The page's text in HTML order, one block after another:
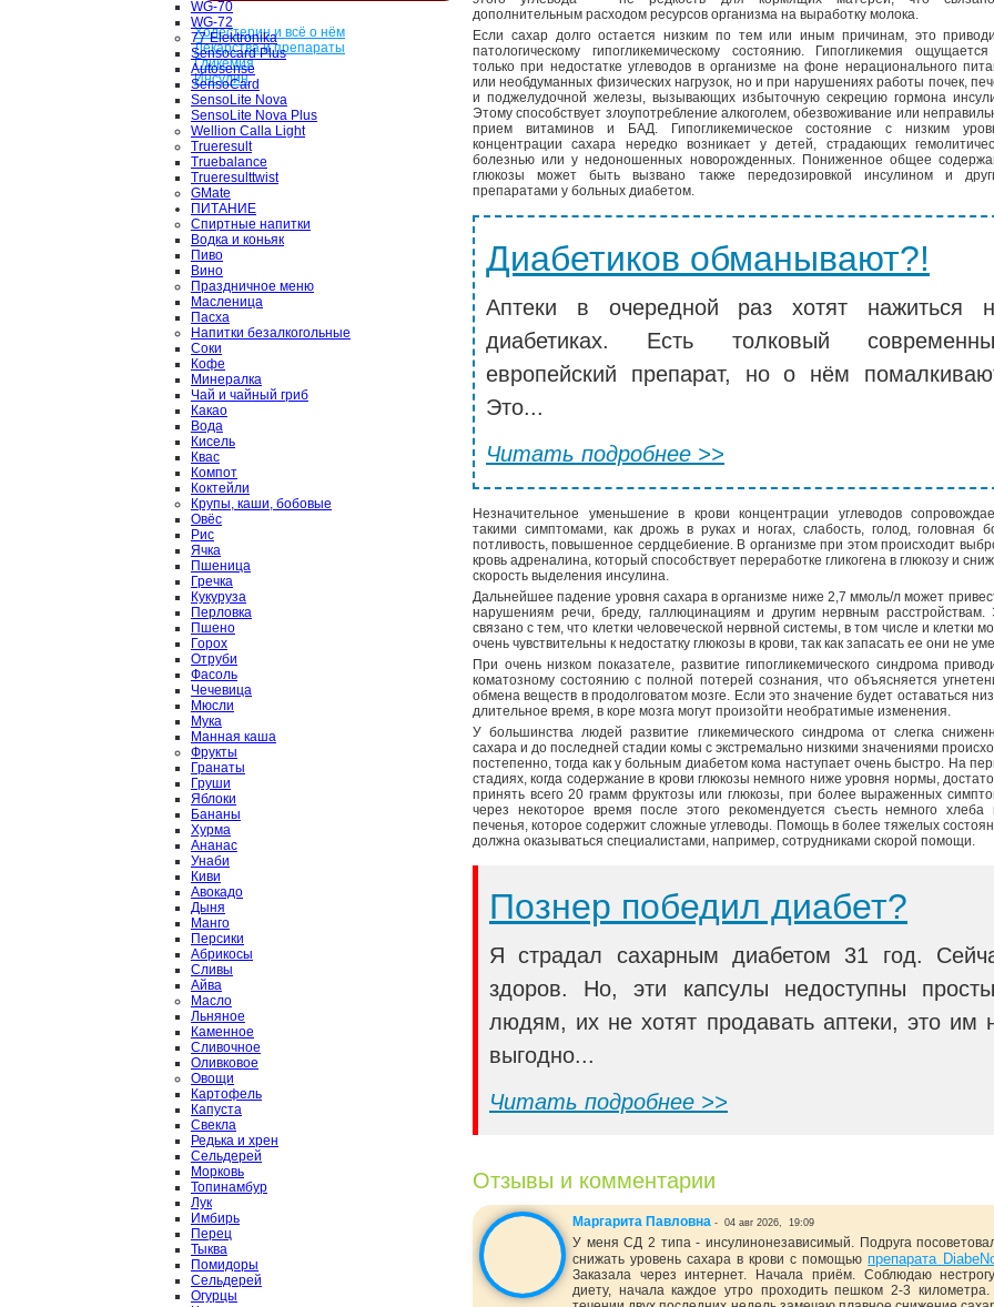
WG-70
WG-72
77 Elektronika
Sensocard Plus
Autosense
SensoCard
SensoLite Nova
SensoLite Nova Plus
Wellion Calla Light
Trueresult
Truebalance
Trueresulttwist
GMate
ПИТАНИЕ
Спиртные напитки
Водка и коньяк
Пиво
Вино
Праздничное меню
Масленица
Пасха
Напитки безалкогольные
Соки
Кофе
Минералка
Чай и чайный гриб
Какао
Вода
Кисель
Квас
Компот
Коктейли
Крупы, каши, бобовые
Овёс
Рис
Ячка
Пшеница
Гречка
Кукуруза
Перловка
Пшено
Горох
Отруби
Фасоль
Чечевица
Мюсли
Мука
Манная каша
Фрукты
Гранаты
Груши
Яблоки
Бананы
Хурма
Ананас
Унаби
Киви
Авокадо
Дыня
Манго
Персики
Абрикосы
Сливы
Айва
Масло
Льняное
Каменное
Сливочное
Оливковое
Овощи
Картофель
Капуста
Свекла
Редька и хрен
Сельдерей
Морковь
Топинамбур
Лук
Имбирь
Перец
Тыква
Помидоры
Сельдерей
Огурцы
Холестерин и всё о нём
Лекарства и препараты
Гликемия
Инсулин
дополнительным расходом ресурсов организма на выработку молока.
Если сахар долго остается низким по тем или иным причинам, это
патологическому гипогликемическому состоянию. Гипогликемия
только при недостатке углеводов в организме на фоне нерационального
или необдуманных физических нагрузок, но и при нарушениях работы почек,
и поджелудочной железы, вызывающих избыточную секрецию гормона
Этому способствует злоупотребление алкоголем, обезвоживание или
прием витаминов и БАД. Гипогликемическое состояние с низким
концентрации сахара нередко возникает у детей, страдающих
болезнью или у недоношенных новорожденных. Пониженное общее
глюкозы может быть вызвано также передозировкой инсулином и
препаратами у больных диабетом.
Диабетиков обманывают?!
Аптеки в очередной раз хотят нажиться
диабетиках. Есть толковый
европейский препарат, но о нём
Это...
Читать подробнее >>
Незначительное уменьшение в крови концентрации углеводов
такими симптомами, как дрожь в руках и ногах, слабость, голод, головная
потливость, повышенное сердцебиение. В организме при этом происходит
кровь адреналина, который способствует переработке гликогена в глюкозу и
скорость выделения инсулина.
Дальнейшее падение уровня сахара в организме ниже 2,7 ммоль/л может
нарушениям речи, бреду, галлюцинациям и другим нервным расстройствам.
связано с тем, что клетки человеческой нервной системы, в том числе и клетки
очень чувствительны к недостатку глюкозы в крови, так как запасать ее они не
При очень низком показателе, развитие гипогликемического синдрома
коматозному состоянию с полной потерей сознания, что объясняется
обмена веществ в продолговатом мозге. Если это значение будет оставаться
длительное время, в коре мозга могут произойти необратимые изменения.
У большинства людей развитие гликемического синдрома от слегка
сахара и до последней стадии комы с экстремально низкими значениями
постепенно, тогда как у больным диабетом кома наступает очень быстро. На
стадиях, когда содержание в крови глюкозы немного ниже уровня нормы,
принять всего 20 грамм фруктозы или глюкозы, при более выраженных
через некоторое время после этого рекомендуется съесть немного хлеба
печенья, которое содержит сложные углеводы. Помощь в более тяжелых
должна оказываться специалистами, например, сотрудниками скорой помощи.
Познер победил диабет?
Я страдал сахарным диабетом 31 год.
здоров. Но, эти капсулы недоступны
людям, их не хотят продавать аптеки, это им
выгодно...
Читать подробнее >>
Отзывы и комментарии
Маргарита Павловна - 04 авг 2026, 19:09
У меня СД 2 типа - инсулинонезависимый. Подруга
снижать уровень сахара в крови с помощьюпрепарата
Заказала через интернет. Начала приём. Соблюдаю
диету, начала каждое утро проходить пешком 2-3